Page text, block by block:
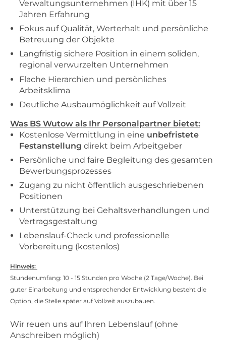
Verwaltungsunternehmen (IHK) mit über 15
Jahren Erfahrung
Fokus auf Qualität, Werterhalt und persönliche
Betreuung der Objekte
Langfristig sichere Position in einem soliden,
regional verwurzelten Unternehmen
Flache Hierarchien und persönliches
Arbeitsklima
Deutliche Ausbaumöglichkeit auf Vollzeit
Was BS Wutow als Ihr Personalpartner bietet:
Kostenlose Vermittlung in eine unbefristete
Festanstellung direkt beim Arbeitgeber
Persönliche und faire Begleitung des gesamten
Bewerbungsprozesses
Zugang zu nicht öffentlich ausgeschriebenen
Positionen
Unterstützung bei Gehaltsverhandlungen und
Vertragsgestaltung
Lebenslauf-Check und professionelle
Vorbereitung (kostenlos)
Hinweis:
Stundenumfang: 10 - 15 Stunden pro Woche (2 Tage/Woche). Bei
guter Einarbeitung und entsprechender Entwicklung besteht die
Option, die Stelle später auf Vollzeit auszubauen.
Wir reuen uns auf Ihren Lebenslauf (ohne
Anschreiben möglich)